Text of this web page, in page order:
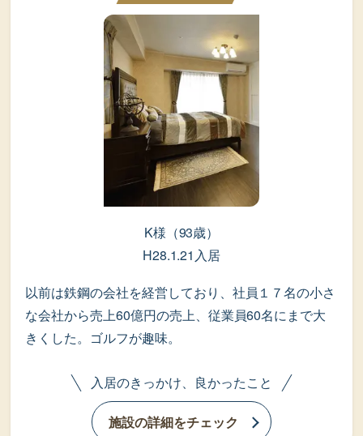
K様（93歳）
H28.1.21入居
以前は鉄鋼の会社を経営しており、社員１７名の小さ
な会社から売上60億円の売上、従業員60名にまで大
きくした。ゴルフが趣味。
入居のきっかけ、良かったこと
施設の詳細をチェック